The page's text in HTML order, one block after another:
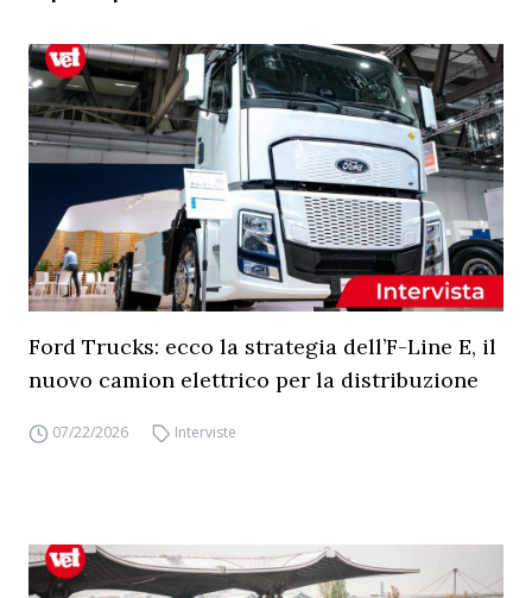
Ford Trucks: ecco la strategia dell’F-Line E, il
nuovo camion elettrico per la distribuzione
07/22/2026 Interviste